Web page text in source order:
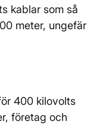
kablar som så
meter, ungefär
400 kilovolts
företag och